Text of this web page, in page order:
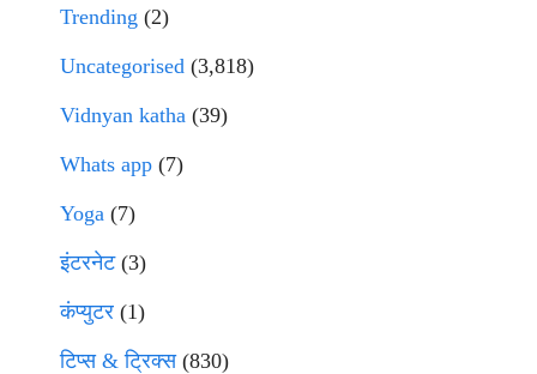
Trending (2)
Uncategorised (3,818)
Vidnyan katha (39)
Whats app (7)
Yoga (7)
इंटरनेट(3)
कंप्युटर (1)
टिप्स & ट्रिक्स(830)